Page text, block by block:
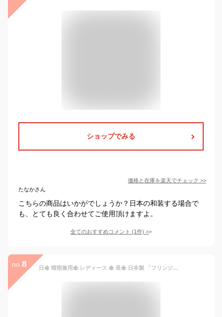
ショップでみる
価格と在庫を楽天でチェック >>
たなかさん
こちらの商品はいかがでしょうか？日本の和装する場合で
も、とても良く合わせてご使用頂けますよ。
全てのおすすめコメント (1件) >
no. 8 日傘 晴雨兼用傘 レディース 傘 長傘 日本製 「フリンジドットシェード」 コットン 50cm UVカット 紫外線カット 8本骨 高級 高品質 職人 手づくり おしゃれ ギフト プレゼント 修理 uvカット 遮光 99.99％以上 一級遮光